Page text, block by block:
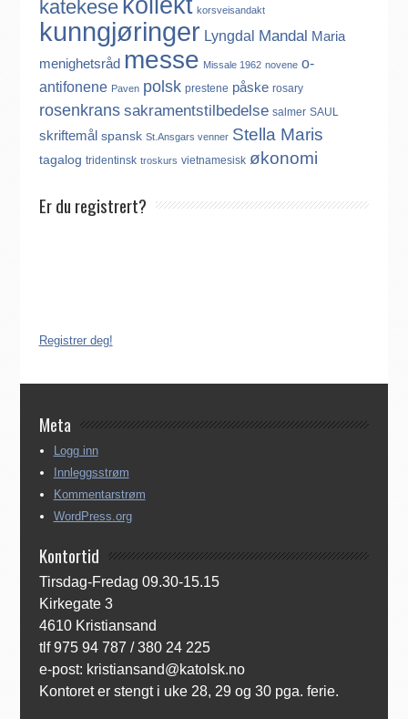
katekese kollekt korsveisandakt
kunngjøringer Lyngdal Mandal Maria
menighetsråd messe Missale 1962 novene o-
antifonene Paven polsk prestene påske rosary
rosenkrans sakramentstilbedelse salmer SAUL
skriftemål spansk St.Ansgars venner Stella Maris
tagalog tridentinsk troskurs vietnamesisk økonomi
Er du registrert?
Registrer deg!
Meta
Logg inn
Innleggsstrøm
Kommentarstrøm
WordPress.org
Kontortid
Tirsdag-Fredag 09.30-15.15
Kirkegate 3
4610 Kristiansand
tlf 975 94 787 / 380 24 225
e-post: kristiansand@katolsk.no
Kontoret er stengt i uke 28, 29 og 30 pga. ferie.